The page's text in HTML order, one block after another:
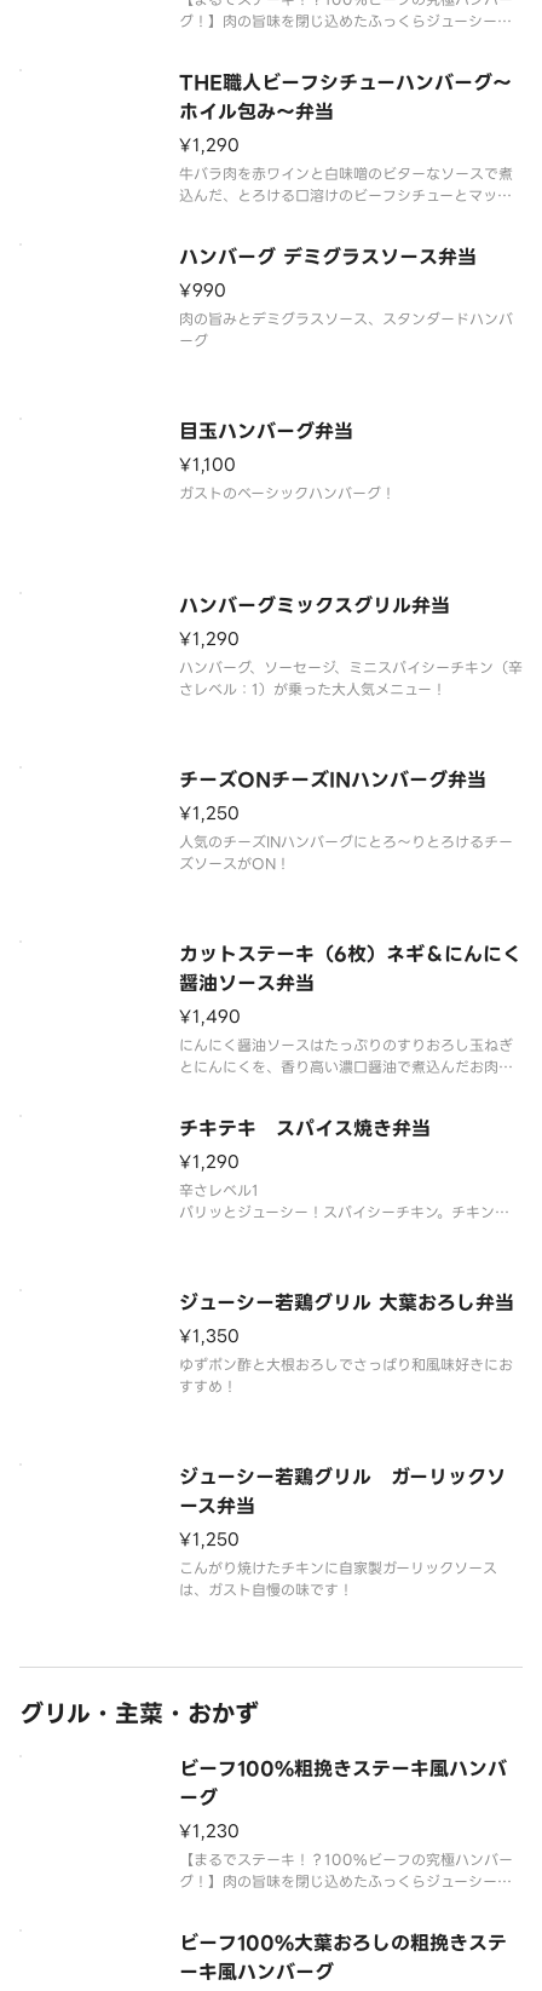
グ！】肉の旨味を閉じ込めたふっくらジューシー粗
醤油ソースで召し上がれ！※付け合わせは変更にな
る場合がありますので、ご了承
THE職人ビーフシチューハンバーグ～
ホイル包み～弁当
¥1,290
牛バラ肉を赤ワインと白味噌のビターなソースで煮
込んだ、とろける口溶けのビーフシチューとマッシ
レンジ加熱は厳禁です。温め直しの際は、トースタ
ーをご使用いただくか、別の容器
ハンバーグ デミグラスソース弁当
¥990
肉の旨みとデミグラスソース、スタンダードハンバ
ーグ
目玉ハンバーグ弁当
¥1,100
ガストのベーシックハンバーグ！
ハンバーグミックスグリル弁当
¥1,290
ハンバーグ、ソーセージ、ミニスパイシーチキン（辛
さレベル：1）が乗った大人気メニュー！
チーズONチーズINハンバーグ弁当
¥1,250
人気のチーズINハンバーグにとろ～りとろけるチー
ズソースがON！
カットステーキ（6枚）ネギ＆にんにく
醤油ソース弁当
¥1,490
にんにく醤油ソースはたっぷりのすりおろし玉ねぎ
とにんにくを、香り高い濃口醤油で煮込んだお肉に
す。
※カットステーキは下ごしらえで調味液に浸透して
あります。
チキテキ スパイス焼き弁当
¥1,290
辛さレベル1
パリッとジューシー！スパイシーチキン。チキンの
ジューシー若鶏グリル 大葉おろし弁当
¥1,350
ゆずポン酢と大根おろしでさっぱり和風味好きにお
すすめ！
ジューシー若鶏グリル ガーリックソ
ース弁当
¥1,250
こんがり焼けたチキンに自家製ガーリックソース
は、ガスト自慢の味です！
グリル・主菜・おかず
ビーフ100%粗挽きステーキ風ハンバ
ーグ
¥1,230
【まるでステーキ！？100%ビーフの究極ハンバー
グ！】肉の旨味を閉じ込めたふっくらジューシー粗
ますので、ご了承ください。
ビーフ100%大葉おろしの粗挽きステ
ーキ風ハンバーグ